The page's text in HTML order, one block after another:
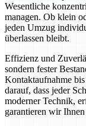
Wesentliche
managen. Ob klein
jeden Umzug
überlassen bleibt.
Effizienz und
sondern fester
Kontaktaufnahme
darauf, dass jeder
moderner Technik,
garantieren wir